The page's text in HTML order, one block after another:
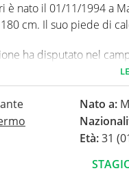
è nato il 01/11/1994 a
cm. Il suo piede di
ha disputato nel
Nato a:
Età:31